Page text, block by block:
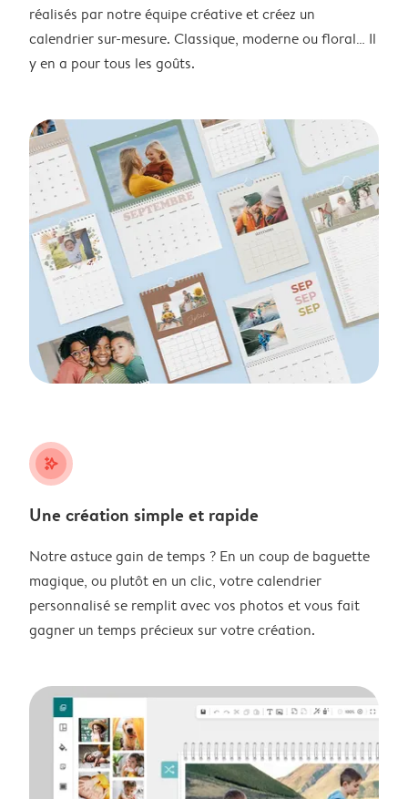
réalisés par notre équipe créative et créez un
calendrier sur-mesure. Classique, moderne ou floral… Il
y en a pour tous les goûts.
stars_plus
Une création simple et rapide
Notre astuce gain de temps ? En un coup de baguette
magique, ou plutôt en un clic, votre calendrier
personnalisé se remplit avec vos photos et vous fait
gagner un temps précieux sur votre création.